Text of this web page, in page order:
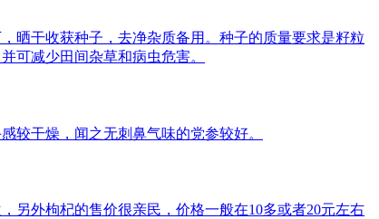
晒干收获种子，去净杂质备用。种子的质量要求是籽粒
可减少田间杂草和病虫危害。
较干燥，闻之无刺鼻气味的党参较好。
另外枸杞的售价很亲民，价格一般在10多或者20元左右